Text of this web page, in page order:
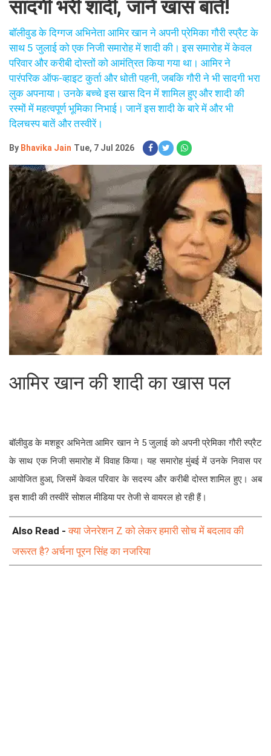
सादगी भरी शादी, जानें खास बातें!
बॉलीवुड के दिग्गज अभिनेता आमिर खान ने अपनी प्रेमिका गौरी स्प्रैट के
साथ 5 जुलाई को एक निजी समारोह में शादी की। इस समारोह में केवल
परिवार और करीबी दोस्तों को आमंत्रित किया गया था। आमिर ने
पारंपरिक ऑफ-व्हाइट कुर्ता और धोती पहनी, जबकि गौरी ने भी सादगी भरा
लुक अपनाया। उनके बच्चे इस खास दिन में शामिल हुए और शादी की
रस्मों में महत्वपूर्ण भूमिका निभाई। जानें इस शादी के बारे में और भी
दिलचस्प बातें और तस्वीरें।
By Bhavika Jain Tue, 7 Jul 2026
आमिर खान की शादी का खास पल
बॉलीवुड के मशहूर अभिनेता आमिर खान ने 5 जुलाई को अपनी प्रेमिका गौरी स्प्रैट
के साथ एक निजी समारोह में विवाह किया। यह समारोह मुंबई में उनके निवास पर
आयोजित हुआ, जिसमें केवल परिवार के सदस्य और करीबी दोस्त शामिल हुए। अब
इस शादी की तस्वीरें सोशल मीडिया पर तेजी से वायरल हो रही हैं।
Also Read -क्या जेनरेशन Z को लेकर हमारी सोच में बदलाव की
जरूरत है? अर्चना पूरन सिंह का नजरिया